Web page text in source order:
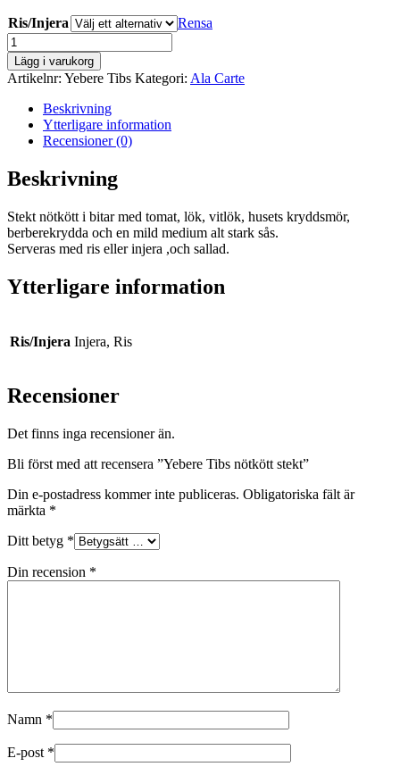
Ris/Injera
Rensa
Yebere
Tibs
nötkött
stekt
mängd
Lägg i varukorg
Artikelnr: Yebere Tibs Kategori: Ala Carte
Beskrivning
Ytterligare information
Recensioner (0)
Beskrivning
Stekt nötkött i bitar med tomat, lök, vitlök, husets kryddsmör,
berberekrydda och en mild medium alt stark sås.
Serveras med ris eller injera ,och sallad.
Ytterligare information
Ris/Injera Injera, Ris
Recensioner
Det finns inga recensioner än.
Bli först med att recensera ”Yebere Tibs nötkött stekt”
Din e-postadress kommer inte publiceras. Obligatoriska fält är
märkta *
Ditt betyg *
Din recension *
Namn *
E-post *